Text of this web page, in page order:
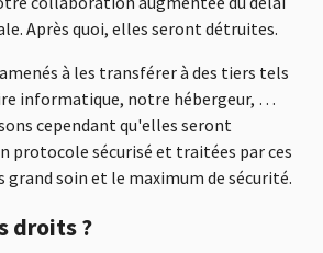
Après quoi, elles seront détruites.
à les transférer à des tiers tels
informatique, notre hébergeur, …
cependant qu'elles seront
protocole sécurisé et traitées par ces
grand soin et le maximum de sécurité.
droits ?